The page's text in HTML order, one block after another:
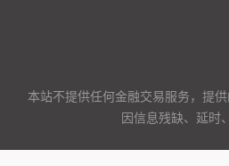
本站不提供任何金融交易服务，提
因信息残缺、延时